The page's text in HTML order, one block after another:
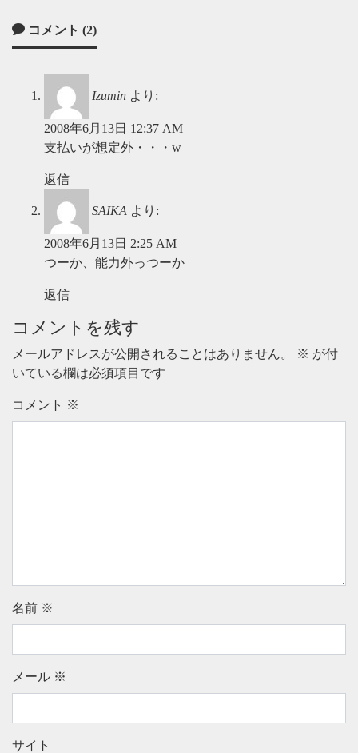
コメント (2)
Izumin より:
2008年6月13日 12:37 AM
支払いが想定外・・・w
返信
SAIKA より:
2008年6月13日 2:25 AM
つーか、能力外っつーか
返信
コメントを残す
メールアドレスが公開されることはありません。 ※ が付
いている欄は必須項目です
コメント ※
名前 ※
メール ※
サイト